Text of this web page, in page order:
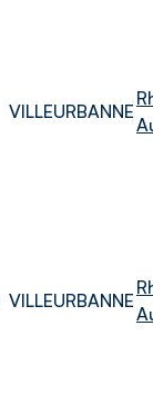
VILLEURBANNE
VILLEURBANNE